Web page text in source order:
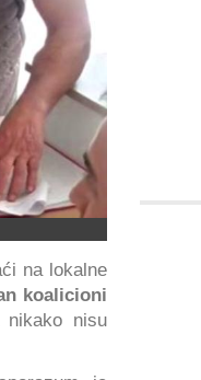
na lokalne
koalicioni
nikako nisu